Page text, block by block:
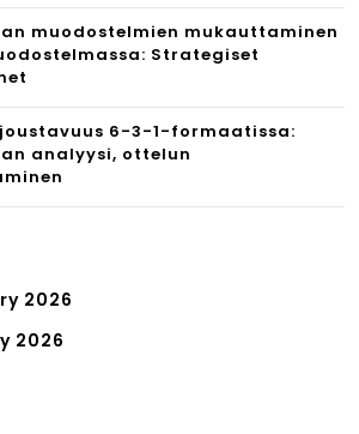
muodostelmien mukauttaminen
Strategiset
6-3-1-formaatissa:
analyysi, ottelun
2026
2026